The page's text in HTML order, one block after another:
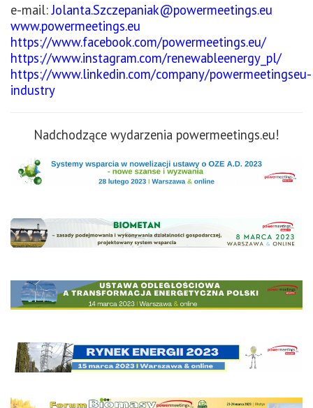
e-mail:Jolanta.Szczepaniak@powermeetings.eu
www.powermeetings.eu
https://www.facebook.com/powermeetings.eu/
https://www.instagram.com/renewableenergy_pl/
https://www.linkedin.com/company/powermeetingseu-
industry
Nadchodzące wydarzenia powermeetings.eu!